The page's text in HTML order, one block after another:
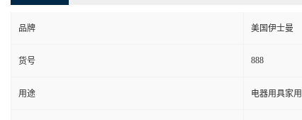
品牌 美国伊士曼
货号 888
用途 电器用具家